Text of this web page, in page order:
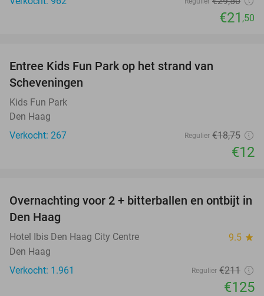
€21 ,50
Entree Kids Fun Park op het strand van
Scheveningen
Kids Fun Park
Den Haag
Verkocht: 267
Regulier €18,75
€12
41%
Overnachting voor 2 + bitterballen en ontbijt in
Den Haag
Hotel Ibis Den Haag City Centre 9.5 star
Den Haag
Verkocht: 1.961
Regulier €211
€125